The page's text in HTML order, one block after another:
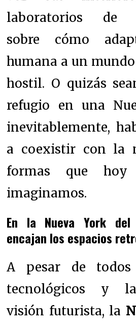
laboratorios de
sobre cómo
humana a un
hostil. O quizás
refugio en una
inevitablemente,
a coexistir con la
formas que
imaginamos.
En la Nueva York del
encajan los espacios
A pesar de todos
tecnológicos y
visión futurista, la